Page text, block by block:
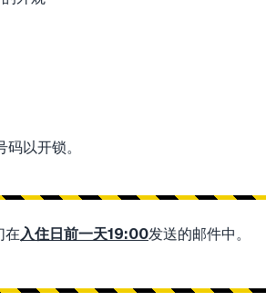
以开锁。
在 入住日前一天19:00发送的邮件中。